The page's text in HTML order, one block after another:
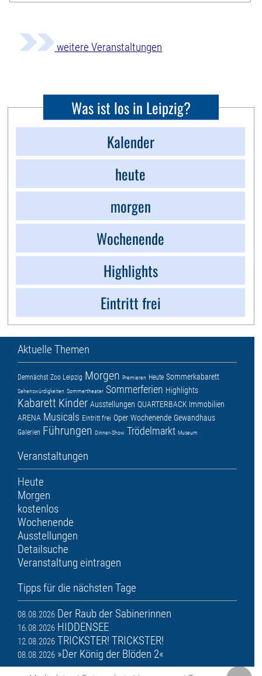
weitere Veranstaltungen
Was ist los in Leipzig?
Kalender
heute
morgen
Wochenende
Highlights
Eintritt frei
Aktuelle Themen
Demnächst Zoo Leipzig Morgen Premieren Heute Sommerkabarett
Sehenswürdigkeiten Sommertheater Sommerferien Highlights
Kabarett Kinder Ausstellungen QUARTERBACK Immobilien
ARENA Musicals Eintritt frei Oper Wochenende Gewandhaus
Galerien Führungen Dinner-Show Trödelmarkt Museum
Veranstaltungen
Heute
Morgen
kostenlos
Wochenende
Ausstellungen
Detailsuche
Veranstaltung eintragen
Tipps für die nächsten Tage
08.08.2026 Der Raub der Sabinerinnen
16.08.2026 HIDDENSEE
12.08.2026 TRICKSTER! TRICKSTER!
08.08.2026 »Der König der Blöden 2«